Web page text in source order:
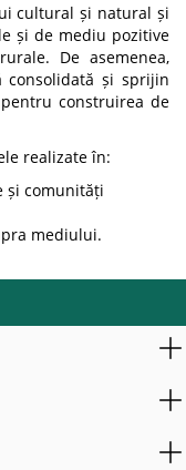
cultural și natural și
și de mediu pozitive
De asemenea,
consolidată și sprijin
construirea de
realizate în:
și comunități
mediului.